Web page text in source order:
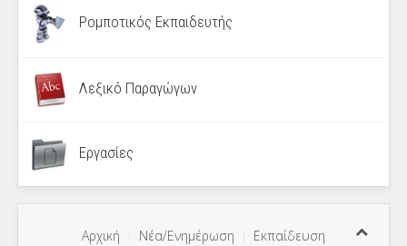
Ρομποτικός Εκπαιδευτής
Λεξικό Παραγώγων
Εργασίες
Αρχική Νέα/Ενημέρωση
Εκπαίδευση